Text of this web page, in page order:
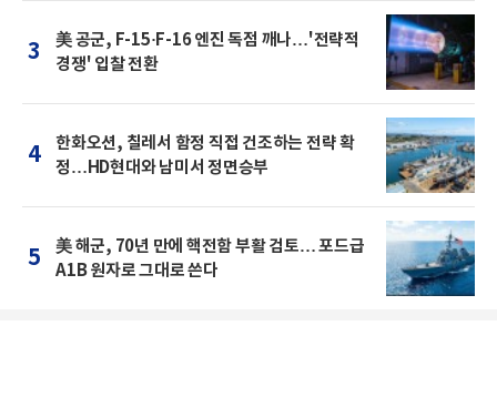
3
美 공군, F-15·F-16 엔진 독점 깨나…'전략적
경쟁' 입찰 전환
4
한화오션, 칠레서 함정 직접 건조하는 전략 확
정…HD현대와 남미서 정면승부
5
美 해군, 70년 만에 핵전함 부활 검토… 포드급
A1B 원자로 그대로 쓴다